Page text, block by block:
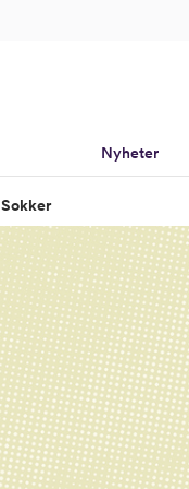
Nyheter
Sokker